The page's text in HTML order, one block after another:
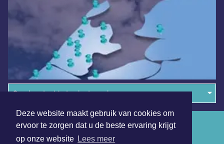
Deze website maakt gebruik van cookies om
ervoor te zorgen dat u de beste ervaring krijgt
op onze website Lees meer
Overige dagbladen in de regio
Algemene voorwaarden
Disclaimer